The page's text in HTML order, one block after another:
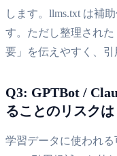
します。llms.txt は補
す。ただし整理され
要」を伝えやすく、引
Q3: GPTBot /
ることのリスクは
学習データに使われ